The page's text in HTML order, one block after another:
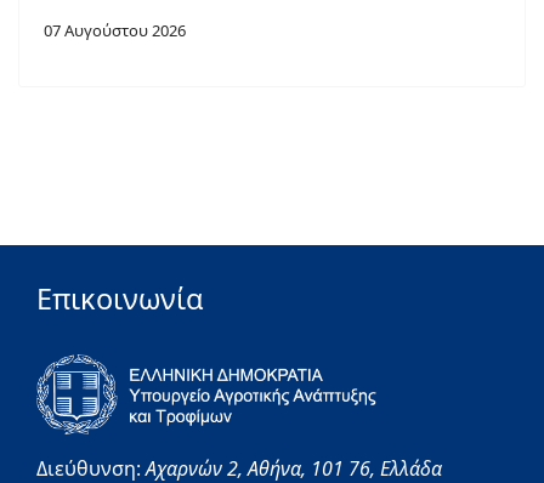
07 Αυγούστου 2026
Επικοινωνία
Διεύθυνση:Αχαρνών 2,Αθήνα, 101 76, Ελλάδα